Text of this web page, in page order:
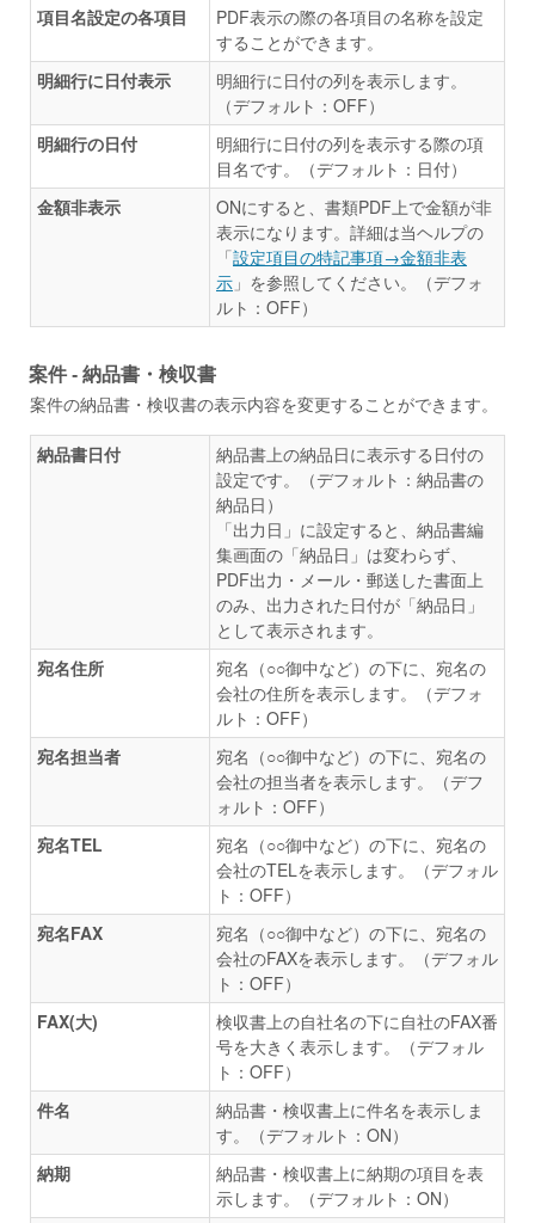
項目名設定の各項目
PDF表示の際の各項目の名称を設定
することができます。
明細行に日付表示
明細行に日付の列を表示します。
（デフォルト：OFF）
明細行の日付
明細行に日付の列を表示する際の項
目名です。（デフォルト：日付）
金額非表示
ONにすると、書類PDF上で金額が非
表示になります。詳細は当ヘルプの
「設定項目の特記事項→金額非表
示 」を参照してください。（デフォ
ルト：OFF）
案件 - 納品書・検収書
案件の納品書・検収書の表示内容を変更することができます。
納品書日付
納品書上の納品日に表示する日付の
設定です。（デフォルト：納品書の
納品日）
「出力日」に設定すると、納品書編
集画面の「納品日」は変わらず、
PDF出力・メール・郵送した書面上
のみ、出力された日付が「納品日」
として表示されます。
宛名住所
宛名（○○御中など）の下に、宛名の
会社の住所を表示します。（デフォ
ルト：OFF）
宛名担当者
宛名（○○御中など）の下に、宛名の
会社の担当者を表示します。（デフ
ォルト：OFF）
宛名TEL
宛名（○○御中など）の下に、宛名の
会社のTELを表示します。（デフォル
ト：OFF）
宛名FAX
宛名（○○御中など）の下に、宛名の
会社のFAXを表示します。（デフォル
ト：OFF）
FAX(大)
検収書上の自社名の下に自社のFAX番
号を大きく表示します。（デフォル
ト：OFF）
件名
納品書・検収書上に件名を表示しま
す。（デフォルト：ON）
納期
納品書・検収書上に納期の項目を表
示します。（デフォルト：ON）